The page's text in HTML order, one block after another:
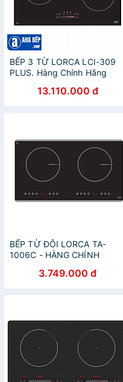
BẾP 3 TỪ LORCA LCI-309
PLUS. Hàng Chính Hãng
13.110.000 đ
BẾP TỪ ĐÔI LORCA TA-
1006C - HÀNG CHÍNH
3.749.000 đ